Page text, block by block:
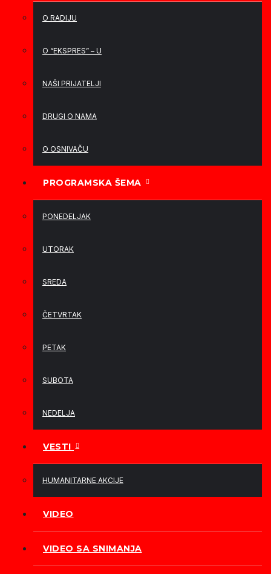
O RADIJU
O “EKSPRES” – U
NAŠI PRIJATELJI
DRUGI O NAMA
O OSNIVAČU
PROGRAMSKA ŠEMA
PONEDELJAK
UTORAK
SREDA
ČETVRTAK
PETAK
SUBOTA
NEDELJA
VESTI
HUMANITARNE AKCIJE
VIDEO
VIDEO SA SNIMANJA